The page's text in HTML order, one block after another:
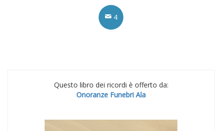
4
Questo libro dei ricordi è offerto da:
Onoranze Funebri Ala